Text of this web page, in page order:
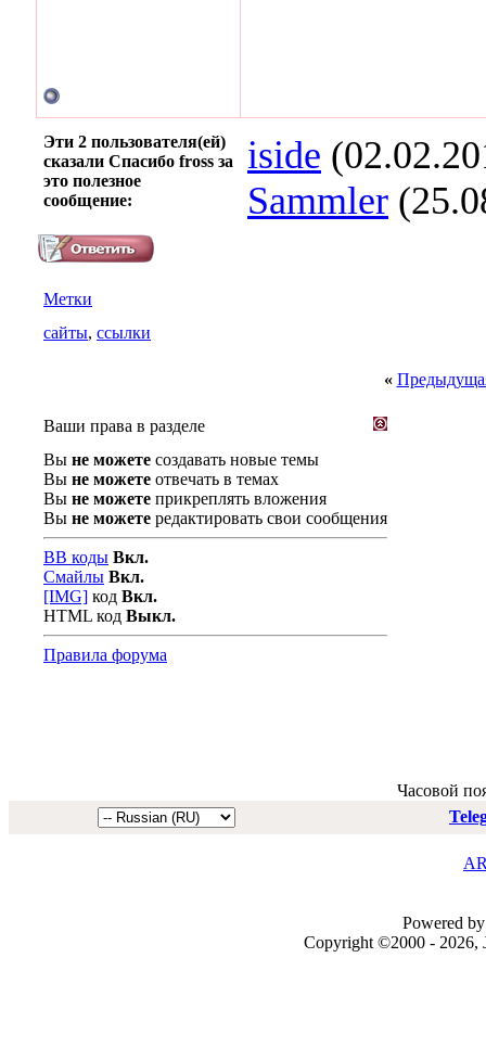
Эти 2 пользователя(ей)
сказали Спасибо fross за
это полезное
сообщение:
iside
Sammler
Метки
сайты, ссылки
«
Ваши права в разделе
Вы не можете создавать новые темы
Вы не можете отвечать в темах
Вы не можете прикреплять вложения
Вы не можете редактировать свои сообщения
BB коды Вкл.
Смайлы Вкл.
[IMG] код Вкл.
HTML код Выкл.
Правила форума
Часовой
Powered
Copyright ©2000 - 2026,